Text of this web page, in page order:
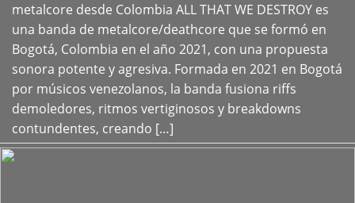
metalcore desde Colombia ALL THAT WE DESTROY es
una banda de metalcore/deathcore que se formó en
Bogotá, Colombia en el año 2021, con una propuesta
sonora potente y agresiva. Formada en 2021 en Bogotá
por músicos venezolanos, la banda fusiona riffs
demoledores, ritmos vertiginosos y breakdowns
contundentes, creando […]
+